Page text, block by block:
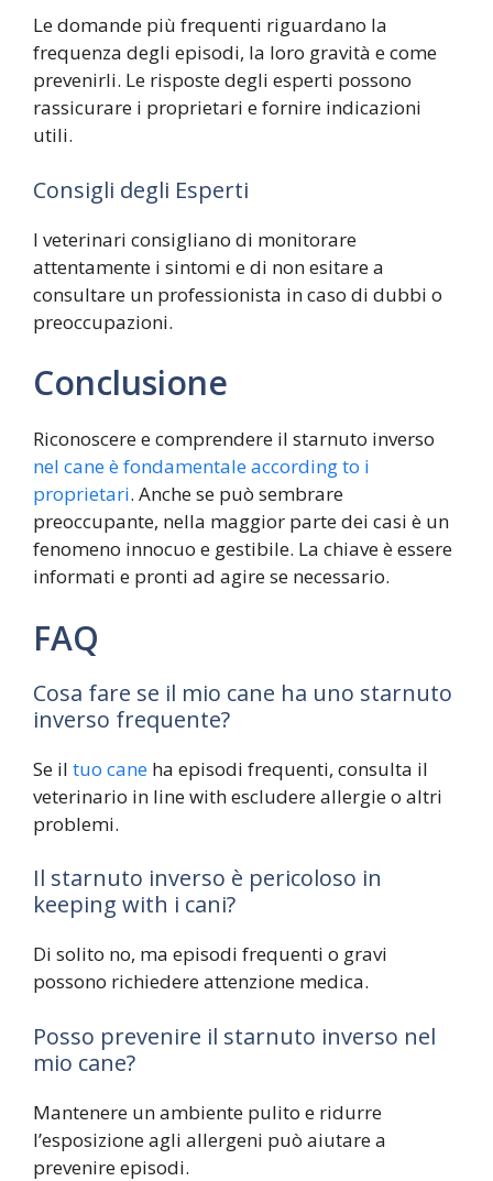
Le domande più frequenti riguardano la
frequenza degli episodi, la loro gravità e come
prevenirli. Le risposte degli esperti possono
rassicurare i proprietari e fornire indicazioni
utili.
Consigli degli Esperti
I veterinari consigliano di monitorare
attentamente i sintomi e di non esitare a
consultare un professionista in caso di dubbi o
preoccupazioni.
Conclusione
Riconoscere e comprendere il starnuto inverso
nel cane è fondamentale according to i
proprietari. Anche se può sembrare
preoccupante, nella maggior parte dei casi è un
fenomeno innocuo e gestibile. La chiave è essere
informati e pronti ad agire se necessario.
FAQ
Cosa fare se il mio cane ha uno starnuto
inverso frequente?
Se il tuo cane ha episodi frequenti, consulta il
veterinario in line with escludere allergie o altri
problemi.
Il starnuto inverso è pericoloso in
keeping with i cani?
Di solito no, ma episodi frequenti o gravi
possono richiedere attenzione medica.
Posso prevenire il starnuto inverso nel
mio cane?
Mantenere un ambiente pulito e ridurre
l’esposizione agli allergeni può aiutare a
prevenire episodi.